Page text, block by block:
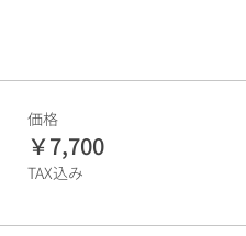
21:30」
価格
￥7,700
TAX込み